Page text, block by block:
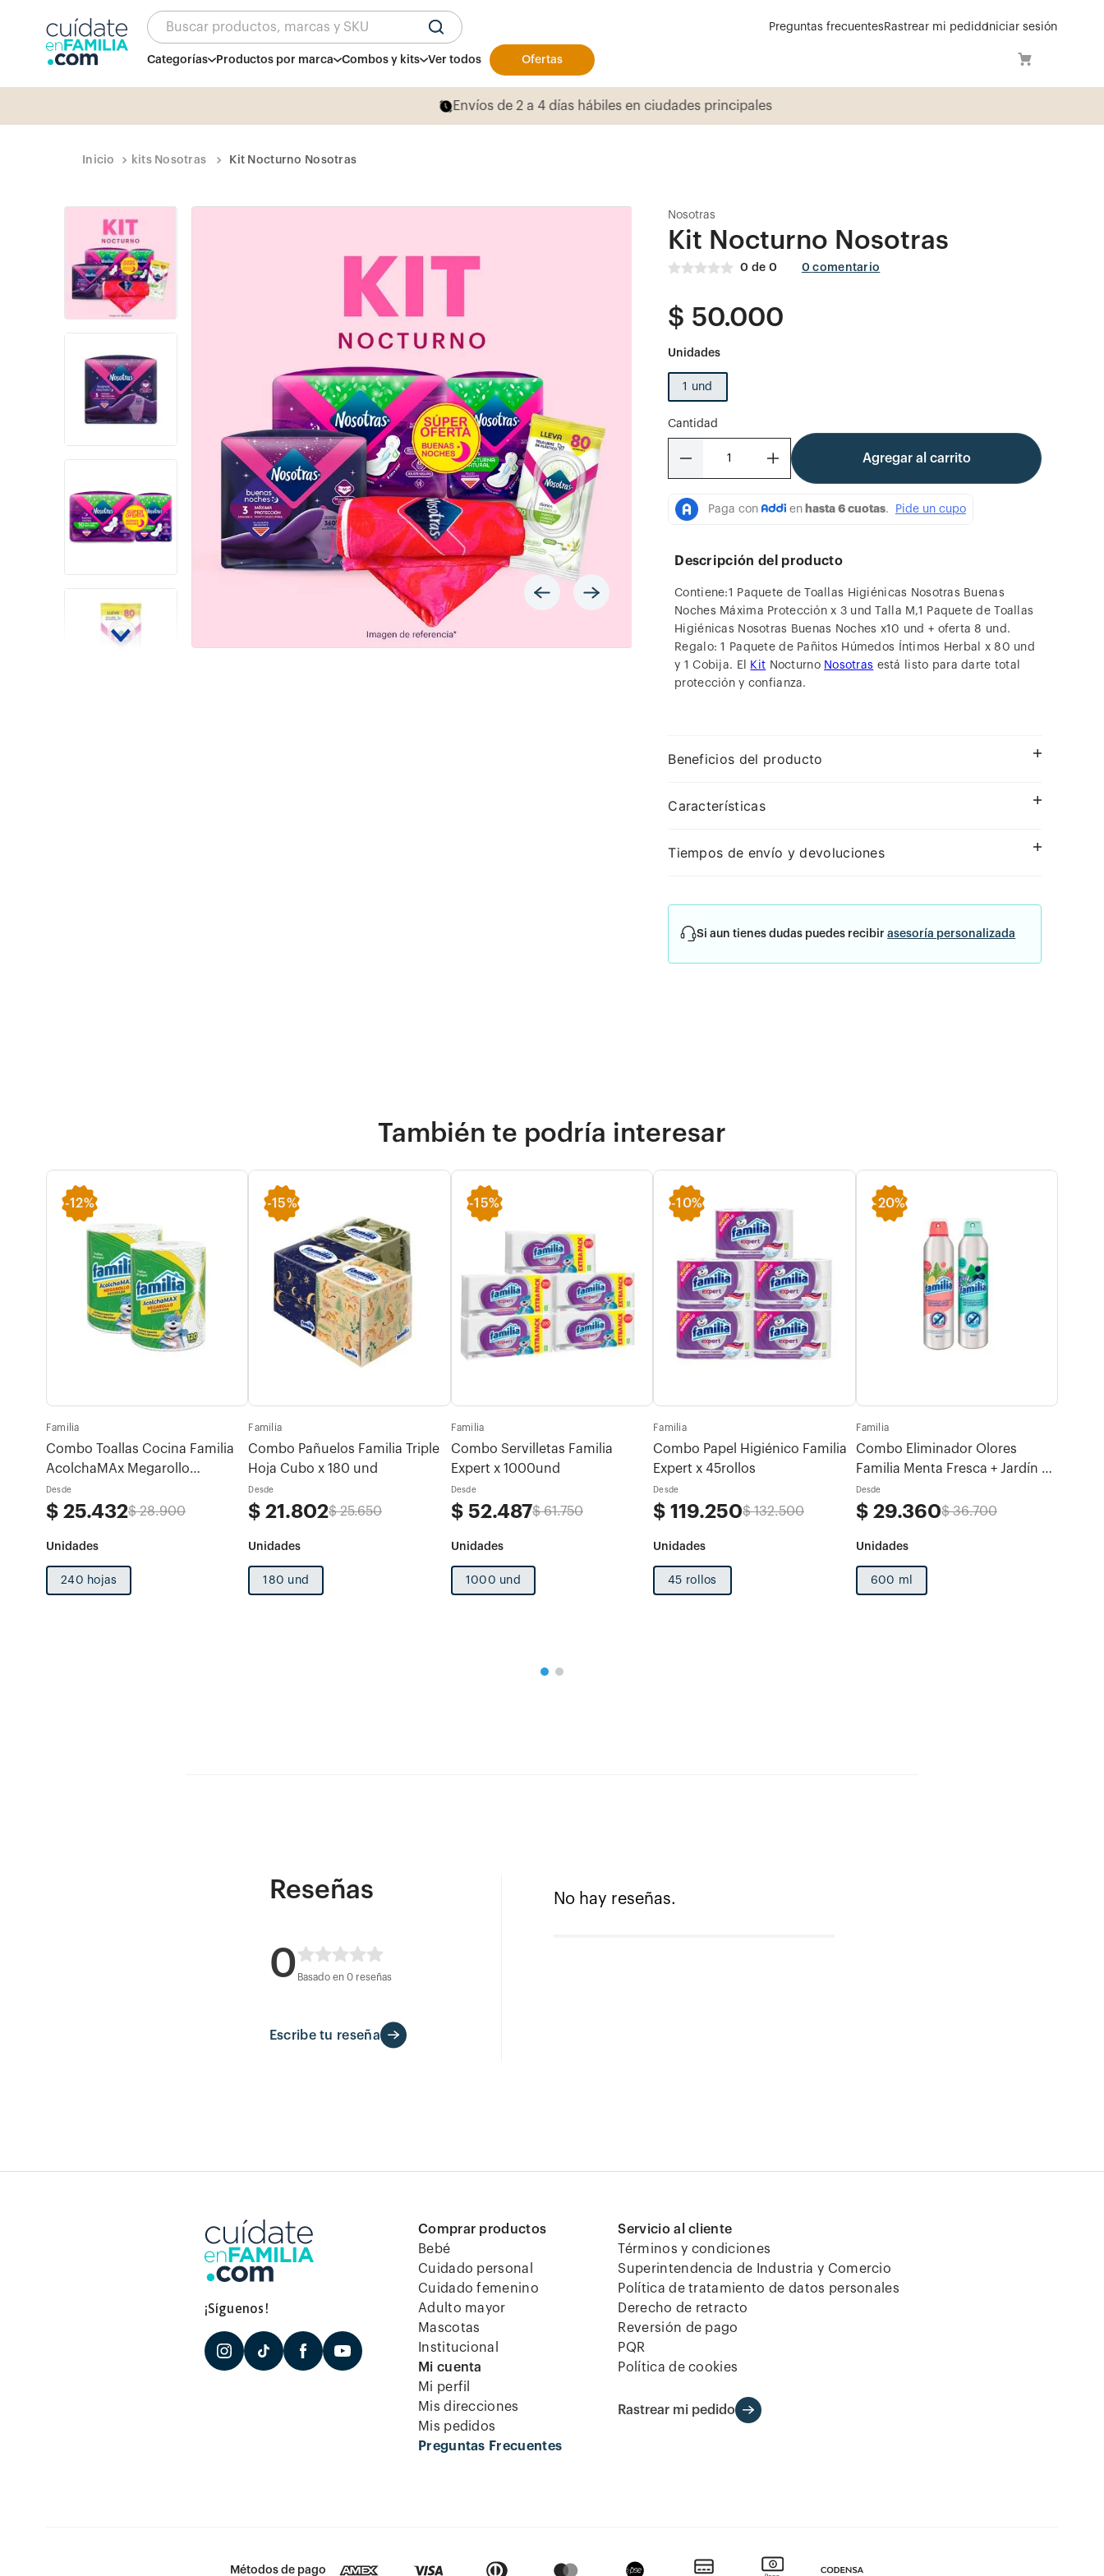
Buscar productos, marcas y SKU Preguntas frecuentes Rastrear mi pedidoIniciar sesión
Categorías Productos por marca Combos y kits Ver todos Ofertas
Envíos de 2 a 4 días hábiles en ciudades principales
kits Nosotras Kit Nocturno Nosotras
Nosotras
Kit Nocturno Nosotras
0 de 0 0 comentario
$ 50.000
1 und
Cantidad
＋
－ Agregar al carrito
Descripción del producto
Contiene:1 Paquete de Toallas Higiénicas Nosotras Buenas
Noches Máxima Protección x 3 und Talla M,1 Paquete de Toallas
Higiénicas Nosotras Buenas Noches x10 und + oferta 8 und.
Regalo: 1 Paquete de Pañitos Húmedos Íntimos Herbal x 80 und
y 1 Cobija. El
Kit Nocturno Nosotras está listo para darte total
protección y confianza.
Beneficios del producto
Características
Tiempos de envío y devoluciones
Si aun tienes dudas puedes recibirasesoría personalizada
También te podría interesar
-12%
Familia
Combo Toallas Cocina Familia
AcolchaMAx Megarollo
Decoradas 2 rollos x 120 hojas
Desde
$ 25.432$ 28.900
240 hojas
-15%
Familia
Combo Pañuelos Familia Triple
Hoja Cubo x 180 und
Desde
$ 21 .802$ 25.650
180 und
-15%
Familia
Combo Servilletas Familia
Expert x 1000und
Desde
$ 52.487$ 61.750
1000 und
-10%
Familia
Combo Papel Higiénico Familia
Expert x 45rollos
Desde
$ 119.250$ 132.500
45 rollos
-20%
Familia
Combo Eliminador Olores
Familia Menta Fresca + Jardín de
Verano
Desde
$ 29.360$ 36.700
600 ml
Reseñas
0 Basado en 0 reseñas
Escribe tu reseña
No hay reseñas.
¡Síguenos!
Comprar productos
Bebé
Cuidado personal
Cuidado femenino
Adulto mayor
Mascotas
Institucional
Mi cuenta
Mi perfil
Mis direcciones
Mis pedidos
Preguntas Frecuentes
Servicio al cliente
Términos y condiciones
Superintendencia de Industria y Comercio
Política de tratamiento de datos personales
Derecho de retracto
Reversión de pago
PQR
Política de cookies
Rastrear mi pedido
Métodos de pago